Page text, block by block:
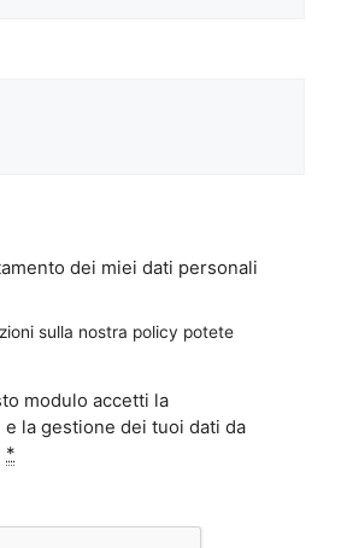
dei miei dati personali
sulla nostra policy potete
modulo accetti la
la gestione dei tuoi dati da
*